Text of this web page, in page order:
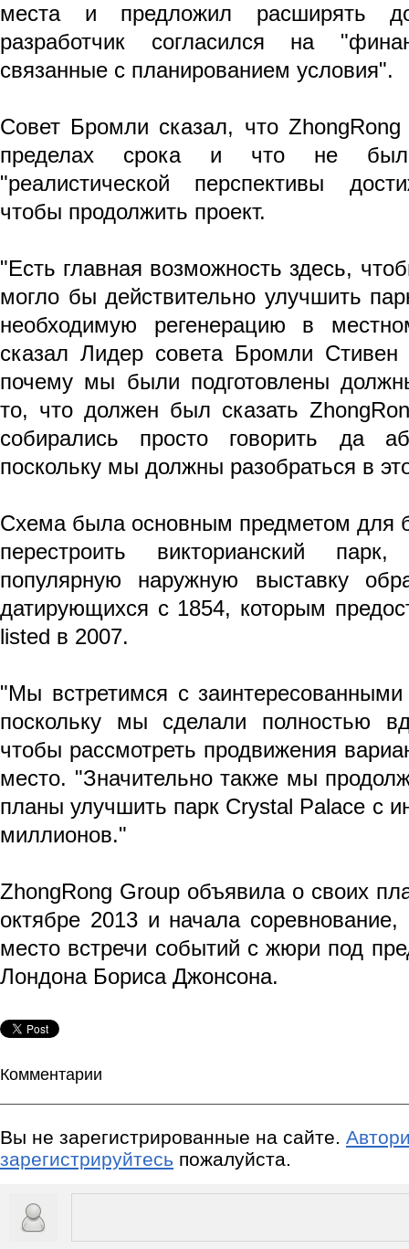
места и предложил расширять
разработчик согласился на
связанные с планированием условия".
Совет Бромли сказал, что
пределах срока и что не
"реалистической перспективы
чтобы продолжить проект.
"Есть главная возможность здесь,
могло бы действительно улучшить
необходимую регенерацию в
сказал Лидер совета Бромли
почему мы были подготовлены
то, что должен был сказать
собирались просто говорить да
поскольку мы должны разобраться в
Схема была основным предметом для
перестроить викторианский
популярную наружную выставку
датирующихся с 1854, которым
listed в 2007.
"Мы встретимся с
поскольку мы сделали полностью
чтобы рассмотреть продвижения
место. "Значительно также мы
планы улучшить парк Crystal Palace с
миллионов."
ZhongRong Group объявила о своих
октябре 2013 и начала соревнование,
место встречи событий с жюри под
Лондона Бориса Джонсона.
Комментарии
Вы не зарегистрированные на сайте.
зарегистрируйтесь пожалуйста.